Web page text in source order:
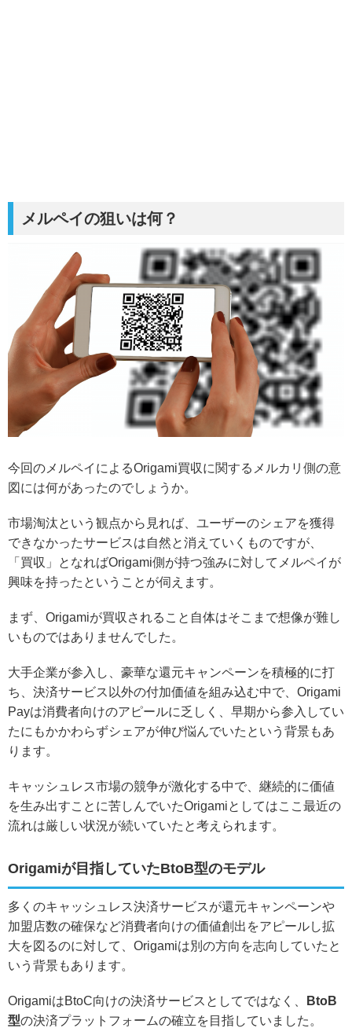
メルペイの狙いは何？
今回のメルペイによるOrigami買収に関するメルカリ側の意
図には何があったのでしょうか。
市場淘汰という観点から見れば、ユーザーのシェアを獲得
できなかったサービスは自然と消えていくものですが、
「買収」となればOrigami側が持つ強みに対してメルペイが
興味を持ったということが伺えます。
まず、Origamiが買収されること自体はそこまで想像が難し
いものではありませんでした。
大手企業が参入し、豪華な還元キャンペーンを積極的に打
ち、決済サービス以外の付加価値を組み込む中で、 Origami
Payは消費者向けのアピールに乏しく、 早期から参入してい
たにもかかわらずシェアが伸び悩んでいたという背景もあ
ります。
キャッシュレス市場の競争が激化する中で、継続的に価値
を生み出すことに苦しんでいたOrigamiとしてはここ最近の
流れは厳しい状況が続いていたと考えられます。
Origamiが目指していたBtoB型のモデル
多くのキャッシュレス決済サービスが還元キャンペーンや
加盟店数の確保など消費者向けの価値創出をアピールし拡
大を図るのに対して、Origamiは別の方向を志向していたと
いう背景もあります。
OrigamiはBtoC向けの決済サービスとしてではなく、
BtoB
型の決済プラットフォームの確立を目指していました。